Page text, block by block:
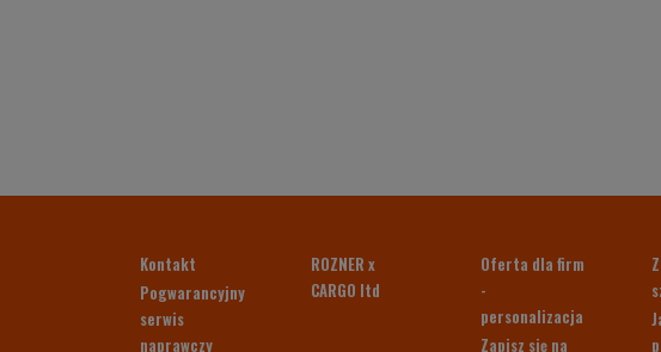
Kontakt
Pogwarancyjny
serwis
naprawczy
ROZNER x
CARGO ltd
Oferta dla firm
-
personalizacja
Zapisz się na